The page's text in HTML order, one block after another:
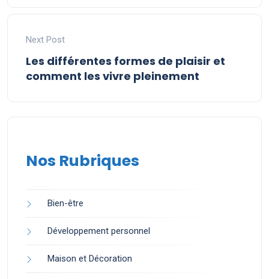
Next Post
Les différentes formes de plaisir et
comment les vivre pleinement
Nos Rubriques
Bien-être
Développement personnel
Maison et Décoration